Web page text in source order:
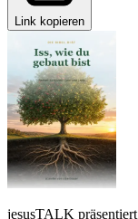
Link kopieren
jesusTALK präsentiert